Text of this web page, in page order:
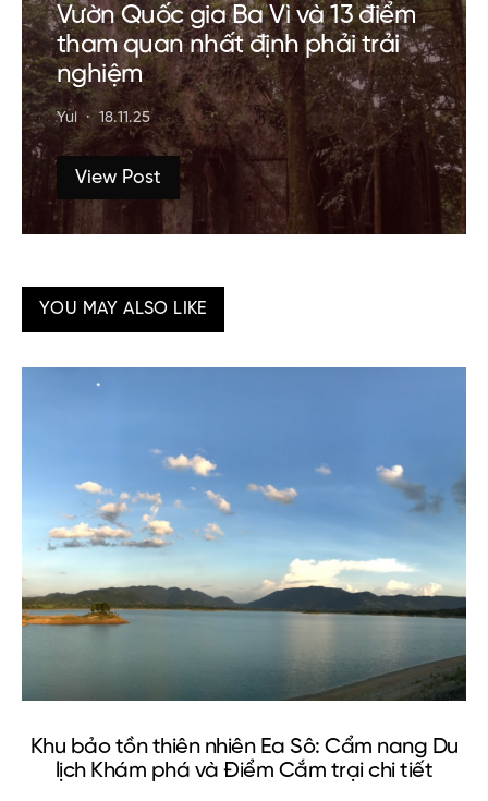
Vườn Quốc gia Ba Vì và 13 điểm
tham quan nhất định phải trải
nghiệm
Yui 18.11.25
View Post
YOU MAY ALSO LIKE
Khu bảo tồn thiên nhiên Ea Sô: Cẩm nang Du
lịch Khám phá và Điểm Cắm trại chi tiết